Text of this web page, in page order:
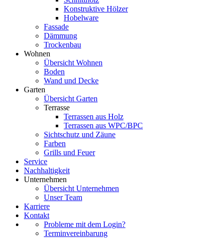
Konstruktive Hölzer
Hobelware
Fassade
Dämmung
Trockenbau
Wohnen
Übersicht Wohnen
Boden
Wand und Decke
Garten
Übersicht Garten
Terrasse
Terrassen aus Holz
Terrassen aus WPC/BPC
Sichtschutz und Zäune
Farben
Grills und Feuer
Service
Nachhaltigkeit
Unternehmen
Übersicht Unternehmen
Unser Team
Karriere
Kontakt
Probleme mit dem Login?
Terminvereinbarung